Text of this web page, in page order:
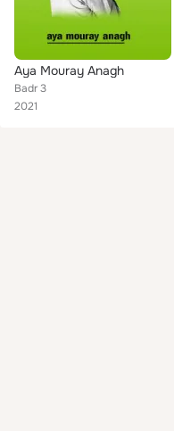
Aya Mouray Anagh
Badr 3
2021